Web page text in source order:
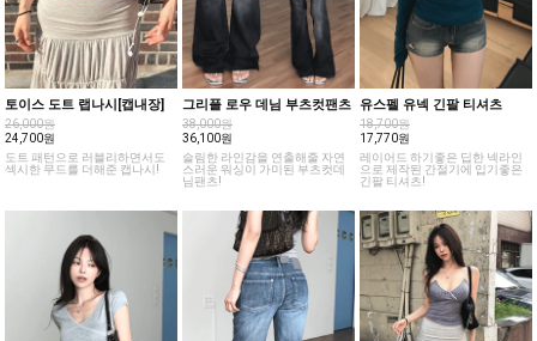
토이스 도트 랩나시[캡내장]
26,000원
24,700원
도트 패턴으로 러블리하면서도
섹시한 무드를 더해준 캡나시!
그리플 로우 데님 부츠컷팬츠
38,000원
36,100원
슬림한 라인감을 연출해줄 자연
스러운 워싱이 가미된 부츠컷데
님팬츠!
유스펠 유넥 긴팔 티셔츠
18,700원
17,770원
레이어드 하기좋은 딥한 넥라인
으로 제작된 간절기에 입기좋은
긴팔 티셔츠!